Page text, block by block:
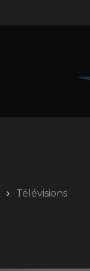
Télévisions